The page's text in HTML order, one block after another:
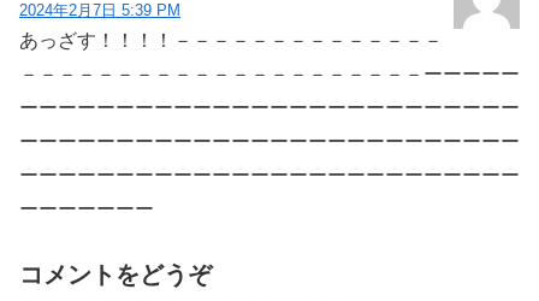
2024年2月7日 5:39 PM
あっざす！！！！－－－－－－－－－－－－－－
－－－－－－－－－－－－－－－－－－－－－ーーーーー
ーーーーーーーーーーーーーーーーーーーーーーーーーー
ーーーーーーーーーーーーーーーーーーーーーーーーーー
ーーーーーーーーーーーーーーーーーーーーーーーーーー
ーーーーーーー
コメントをどうぞ